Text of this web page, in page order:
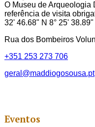
O Museu de Arqueologia
referência de visita
32' 46.68" N 8° 25' 38.89"
Rua dos Bombeiros
+351 253 273 706
geral@maddiogosousa.pt
Eventos